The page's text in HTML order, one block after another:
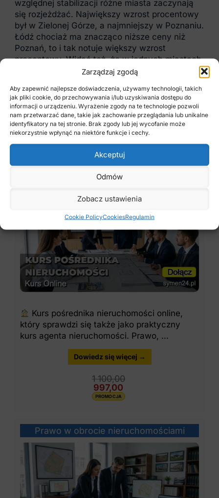
Zarządzaj zgodą
Aby zapewnić najlepsze doświadczenia, używamy technologii, takich
jak pliki cookie, do przechowywania i/lub uzyskiwania dostępu do
informacji o urządzeniu. Wyrażenie zgody na te technologie pozwoli
nam przetwarzać dane, takie jak zachowanie przeglądania lub unikalne
identyfikatory na tej stronie. Brak zgody lub jej wycofanie może
niekorzystnie wpłynąć na niektóre funkcje i cechy.
Akceptuj
Odmów
Zobacz ustawienia
Cookie PolicyCookiesRegulamin
względnej stabilizacji różne miasta zaczynają
się rozjeżdżać. Największy wzrost procentowy
był w Zielonej Górze, a najmniejszy w Poznaniu.
Łódź chociaż ma znacząco niższe ceny niż
Poznań, to i tak notuje większy wzrost
procentowy. Widać też, że w jednych miastach
mamy już spadki, a w innych nadal wzrosty.
Jeśli chcesz nie tylko czytać o rynku, ale też
zdobyć praktyczne umiejętności – zobacz
nasze kursy online. Wybrałem dla Ciebie 3
szkolenia, które szczególnie pomogą w pracy
agenta i inwestora.
Kurs pośrednika nieruchomości online
Kurs pośrednika nieruchomości online,
który sprawdzi się także jako praktyczny
kurs agenta nieruchomości. Prawo, ...
Dowiedz się więcej →
1 100,00
997,00
PROMOCJA
Prawo w obrocie nieruchomościami